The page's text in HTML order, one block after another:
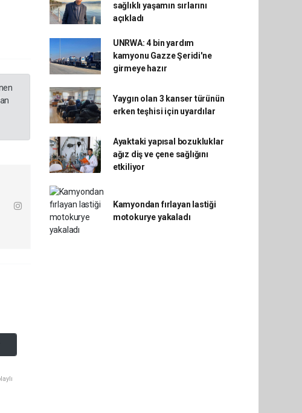
sağlıklı yaşamın sırlarını
açıkladı
UNRWA: 4 bin yardım
kamyonu Gazze Şeridi'ne
girmeye hazır
Yaygın olan 3 kanser türünün
erken teşhisi için uyardılar
Ayaktaki yapısal bozukluklar
ağız diş ve çene sağlığını
etkiliyor
Kamyondan fırlayan lastiği
motokurye yakaladı